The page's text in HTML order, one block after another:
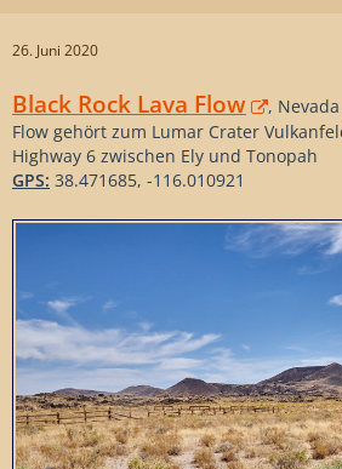
26. Juni 2020
Black Rock Lava Flow
,
Flow gehört zum Lumar Crater
Highway 6 zwischen Ely und Tonopah
GPS: 38.471685, -116.010921